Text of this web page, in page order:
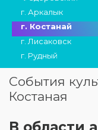
г. Аркалык
г. Костанай
г. Лисаковск
г. Рудный
События
Костаная